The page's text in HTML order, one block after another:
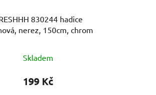
830244 hadice
nerez, 150cm, chrom
Skladem
199 Kč